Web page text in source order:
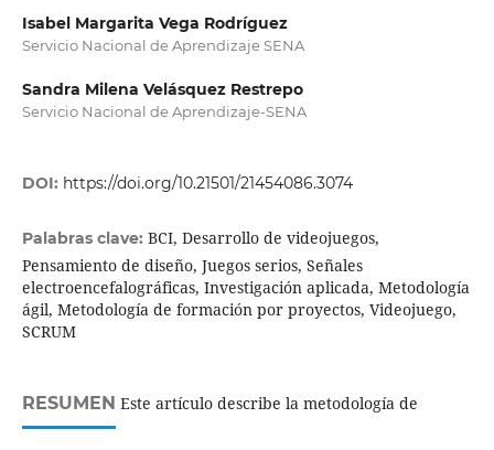
Isabel Margarita Vega Rodríguez
Servicio Nacional de Aprendizaje SENA
Sandra Milena Velásquez Restrepo
Servicio Nacional de Aprendizaje-SENA
DOI: https://doi.org/10.21501/21454086.3074
Palabras clave: BCI, Desarrollo de videojuegos,
Pensamiento de diseño, Juegos serios, Señales
electroencefalográficas, Investigación aplicada, Metodología
ágil, Metodología de formación por proyectos, Videojuego,
SCRUM
RESUMEN Este artículo describe la metodología de